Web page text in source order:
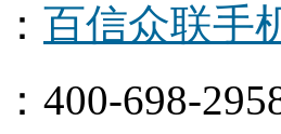
百信众联手
400-698-